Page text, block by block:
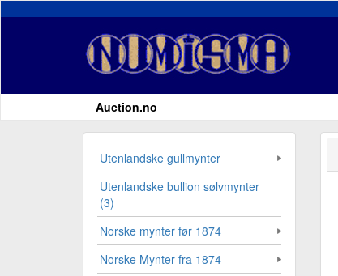
Auction.no
Utenlandske gullmynter
Utenlandske bullion sølvmynter
(3)
Norske mynter før 1874
Norske Mynter fra 1874